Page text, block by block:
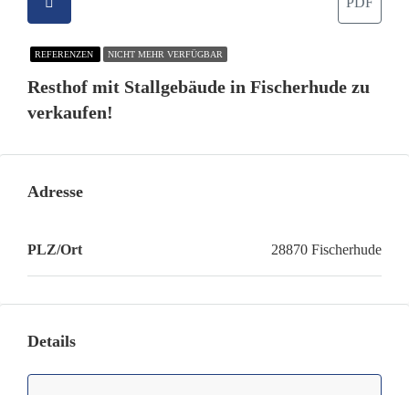
REFERENZEN NICHT MEHR VERFÜGBAR
Resthof mit Stallgebäude in Fischerhude zu
verkaufen!
Adresse
PLZ/Ort 28870 Fischerhude
Details